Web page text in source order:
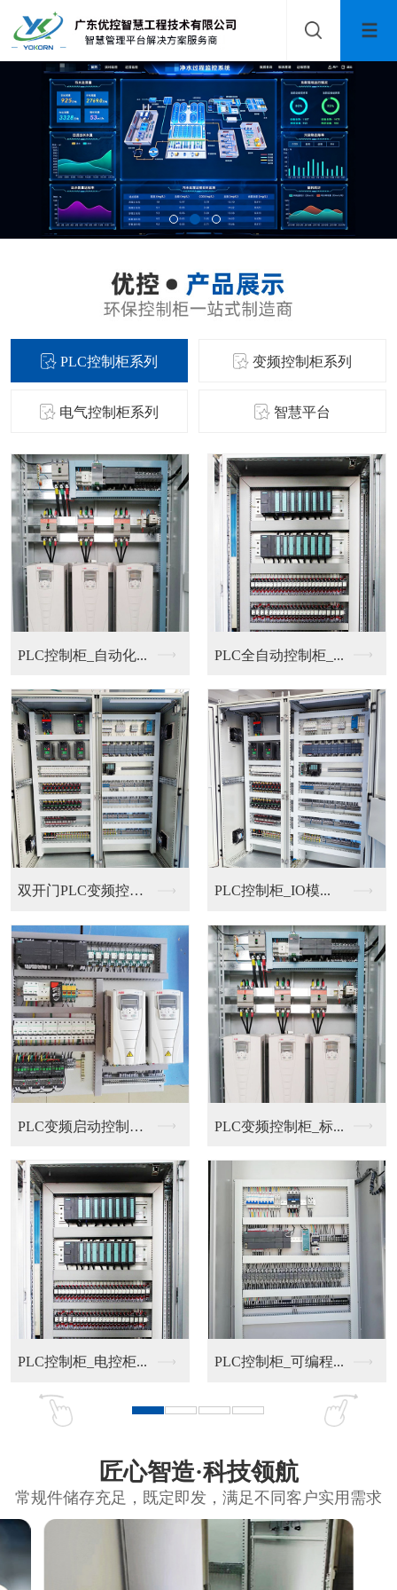
PLC控制柜系列 变频控制柜系列
电气控制柜系列 智慧平台
PLC控制柜_自动化... PLC全自动控制柜_...
双开门PLC变频控制... PLC控制柜_IO模...
PLC变频启动控制柜... PLC变频控制柜_标...
PLC控制柜_电控柜... PLC控制柜_可编程...
匠心智造·科技领航
常规件储存充足，既定即发，满足不同客户实用需求